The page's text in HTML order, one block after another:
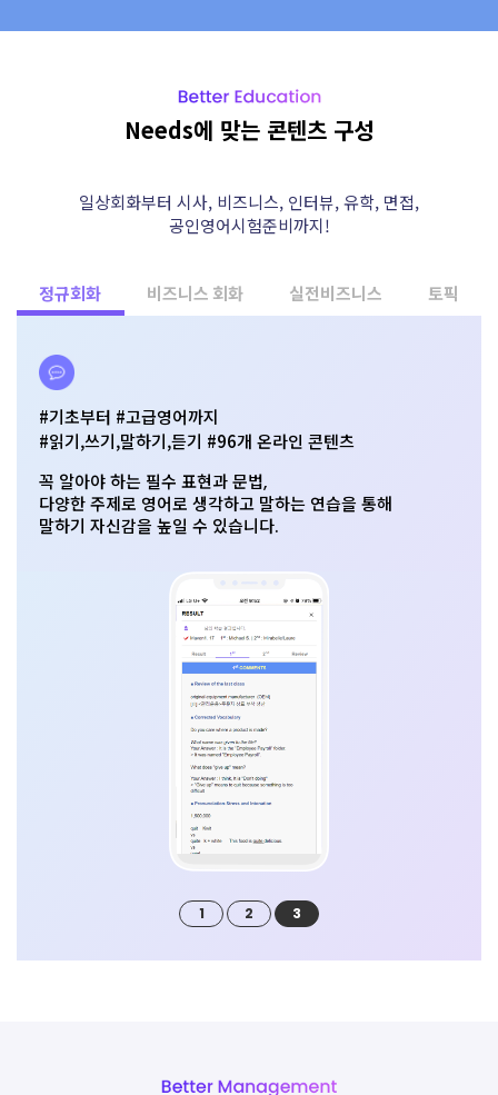
Needs에 맞는 콘텐츠 구성
일상회화부터 시사, 비즈니스, 인터뷰, 유학, 면접,
공인영어시험준비까지!
정규회화 비즈니스 회화 실전비즈니스 토픽
#기초부터 #고급영어까지
#읽기,쓰기,말하기,듣기 #96개 온라인 콘텐츠
꼭 알아야 하는 필수 표현과 문법,
다양한 주제로 영어로 생각하고 말하는 연습을 통해
말하기 자신감을 높일 수 있습니다.
1 2 3